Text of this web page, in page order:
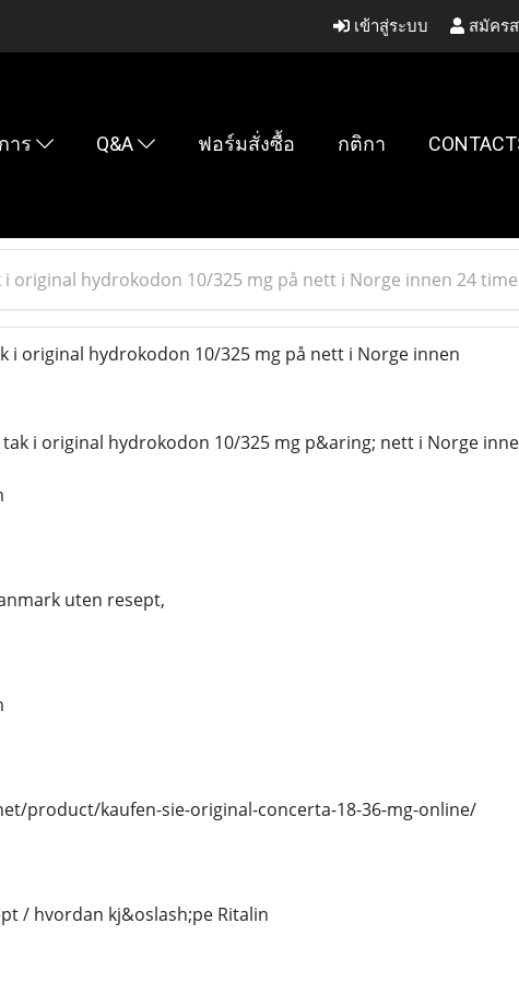
เข้าสู่ระบบ สมัคร
าร Q&A ฟอร์มสั่งซื้อ กติกา
original hydrokodon 10/325 mg på nett i Norge innen 24
i original hydrokodon 10/325 mg på nett i Norge innen
i original hydrokodon 10/325 mg p&aring; nett i Norge
uten resept,
product/kaufen-sie-original-concerta-18-36-mg-online/
/ hvordan kj&oslash;pe Ritalin